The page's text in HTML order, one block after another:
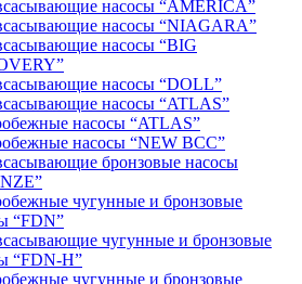
насосы “AMERICA”
насосы “NIAGARA”
насосы “BIG
насосы “DOLL”
насосы “ATLAS”
насосы “ATLAS”
насосы “NEW BCC”
бронзовые насосы
чугунные и бронзовые
“FDN”
чугунные и бронзовые
“FDN-Н”
чугунные и бронзовые